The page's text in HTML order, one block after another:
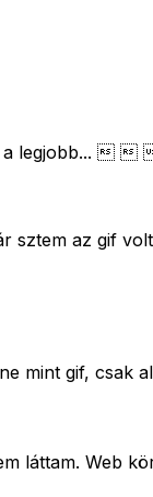
lvl
sztem az gif
mint gif, csak
láttam. Web